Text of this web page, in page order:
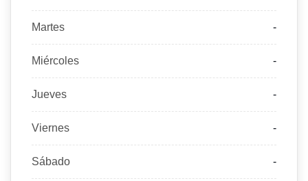
Martes -
Miércoles -
Jueves -
Viernes -
Sábado -